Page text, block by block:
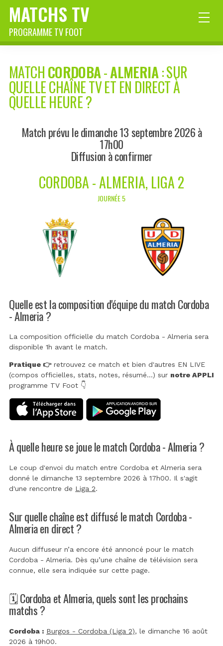
MATCHS TV
PROGRAMME TV FOOT
MATCHCORDOBA-ALMERIA: SUR
QUELLE CHAÎNE TV ET EN DIRECT À
QUELLE HEURE ?
Match prévu le dimanche 13 septembre 2026 à
17h00
Diffusion à confirmer
CORDOBA - ALMERIA, LIGA 2
JOURNÉE 5
Quelle est la composition d'équipe du match Cordoba
- Almeria ?
La composition officielle du match Cordoba - Almeria sera
disponible 1h avant le match.
Pratique 👉retrouvez ce match et bien d'autres EN LIVE
(compos officielles, stats, notes, résumé...) sur notre APPLI
programme TV Foot 👇
À quelle heure se joue le match Cordoba - Almeria ?
Le coup d'envoi du match entre Cordoba et Almeria sera
donné le dimanche 13 septembre 2026 à 17h00. Il s'agit
d'une rencontre de Liga 2.
Sur quelle chaîne est diffusé le match Cordoba -
Almeria en direct ?
Aucun diffuseur n’a encore été annoncé pour le match
Cordoba - Almeria. Dès qu’une chaîne de télévision sera
connue, elle sera indiquée sur cette page.
🗓️ Cordoba et Almeria, quels sont les prochains
matchs ?
Cordoba : Burgos - Cordoba (Liga 2), le dimanche 16 août
2026 à 19h00.